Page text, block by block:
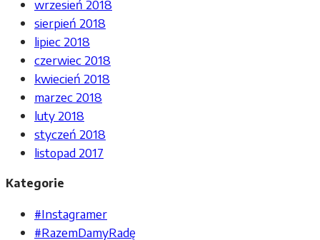
wrzesień 2018
sierpień 2018
lipiec 2018
czerwiec 2018
kwiecień 2018
marzec 2018
luty 2018
styczeń 2018
listopad 2017
Kategorie
#Instagramer
#RazemDamyRadę